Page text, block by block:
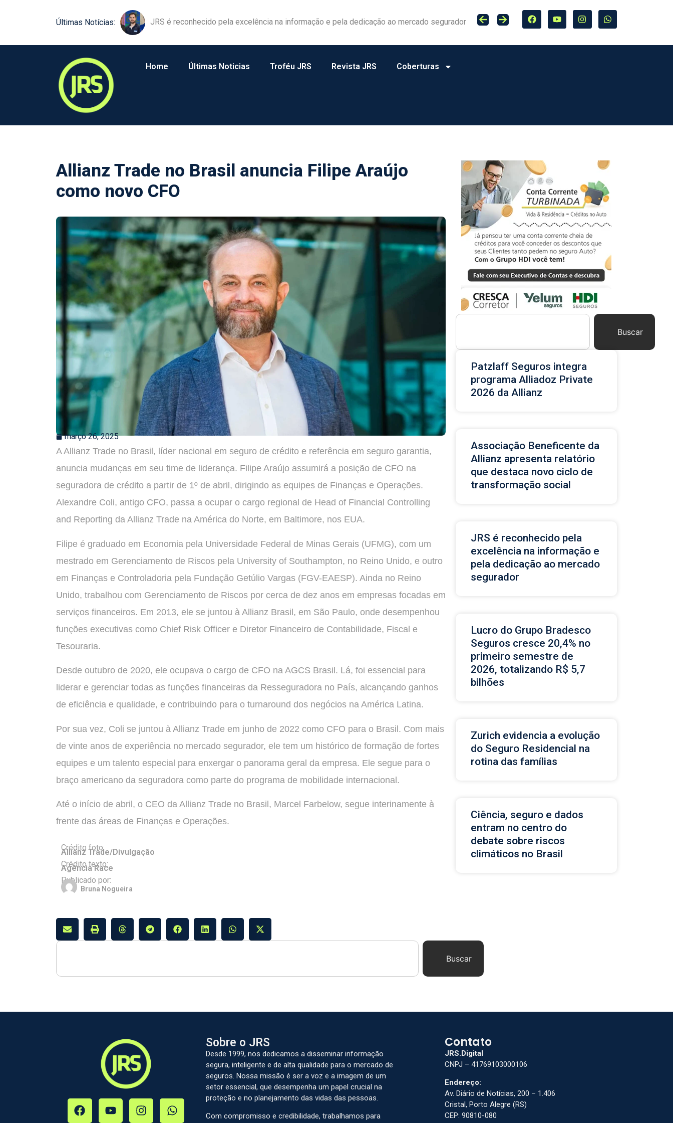
Últimas Notícias: JRS é reconhecido pela excelência na informação e pela dedicação ao mercado segurador
Lucro do Grupo Bradesco Seguros cresce 20,4% no primeiro semestre de 2026, totalizando R$ 5,7 bilhões
Home Últimas Noticias Troféu JRS Revista JRS Coberturas
Allianz Trade no Brasil anuncia Filipe Araújo
como novo CFO
março 26, 2025
A Allianz Trade no Brasil, líder nacional em seguro de crédito e referência em seguro garantia,
anuncia mudanças em seu time de liderança. Filipe Araújo assumirá a posição de CFO na
seguradora de crédito a partir de 1º de abril, dirigindo as equipes de Finanças e Operações.
Alexandre Coli, antigo CFO, passa a ocupar o cargo regional de Head of Financial Controlling
and Reporting da Allianz Trade na América do Norte, em Baltimore, nos EUA.
Filipe é graduado em Economia pela Universidade Federal de Minas Gerais (UFMG), com um
mestrado em Gerenciamento de Riscos pela University of Southampton, no Reino Unido, e outro
em Finanças e Controladoria pela Fundação Getúlio Vargas (FGV-EAESP). Ainda no Reino
Unido, trabalhou com Gerenciamento de Riscos por cerca de dez anos em empresas focadas em
serviços financeiros. Em 2013, ele se juntou à Allianz Brasil, em São Paulo, onde desempenhou
funções executivas como Chief Risk Officer e Diretor Financeiro de Contabilidade, Fiscal e
Tesouraria.
Desde outubro de 2020, ele ocupava o cargo de CFO na AGCS Brasil. Lá, foi essencial para
liderar e gerenciar todas as funções financeiras da Resseguradora no País, alcançando ganhos
de eficiência e qualidade, e contribuindo para o turnaround dos negócios na América Latina.
Por sua vez, Coli se juntou à Allianz Trade em junho de 2022 como CFO para o Brasil. Com mais
de vinte anos de experiência no mercado segurador, ele tem um histórico de formação de fortes
equipes e um talento especial para enxergar o panorama geral da empresa. Ele segue para o
braço americano da seguradora como parte do programa de mobilidade internacional.
Até o início de abril, o CEO da Allianz Trade no Brasil, Marcel Farbelow, segue interinamente à
frente das áreas de Finanças e Operações.
Crédito foto:
Allianz Trade/Divulgação
Crédito texto:
Agência Race
Publicado por:
Bruna Nogueira
Buscar
Buscar
Patzlaff Seguros integra
programa Alliadoz Private
2026 da Allianz
Associação Beneficente da
Allianz apresenta relatório
que destaca novo ciclo de
transformação social
JRS é reconhecido pela
excelência na informação e
pela dedicação ao mercado
segurador
Lucro do Grupo Bradesco
Seguros cresce 20,4% no
primeiro semestre de
2026, totalizando R$ 5,7
bilhões
Zurich evidencia a evolução
do Seguro Residencial na
rotina das famílias
Ciência, seguro e dados
entram no centro do
debate sobre riscos
climáticos no Brasil
Sobre o JRS
Desde 1999, nos dedicamos a disseminar informação
segura, inteligente e de alta qualidade para o mercado de
seguros. Nossa missão é ser a voz e a imagem de um
setor essencial, que desempenha um papel crucial na
proteção e no planejamento das vidas das pessoas.
Com compromisso e credibilidade, trabalhamos para
Contato
JRS.Digital
CNPJ – 41769103000106
Endereço:
Av. Diário de Notícias, 200 – 1.406
Cristal, Porto Alegre (RS)
CEP: 90810-080